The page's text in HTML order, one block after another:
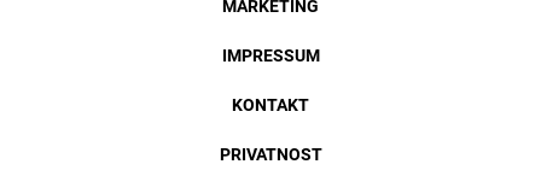
MARKETING
IMPRESSUM
KONTAKT
PRIVATNOST